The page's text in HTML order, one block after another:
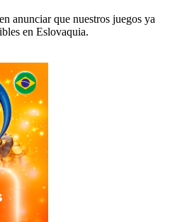
anunciar que nuestros juegos ya
en Eslovaquia.